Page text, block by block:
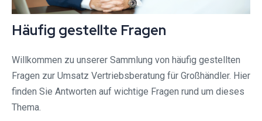
Häufig gestellte Fragen
Willkommen zu unserer Sammlung von häufig gestellten
Fragen zur Umsatz Vertriebsberatung für Großhändler. Hier
finden Sie Antworten auf wichtige Fragen rund um dieses
Thema.